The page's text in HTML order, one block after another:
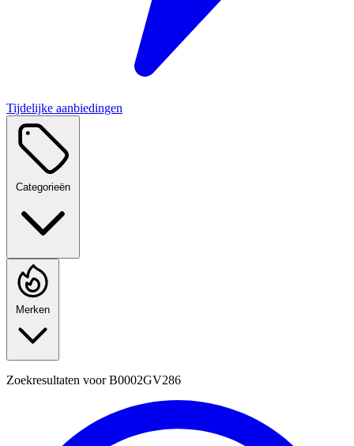
Tijdelijke aanbiedingen
Categorieën
Merken
Zoekresultaten voorB0002GV286